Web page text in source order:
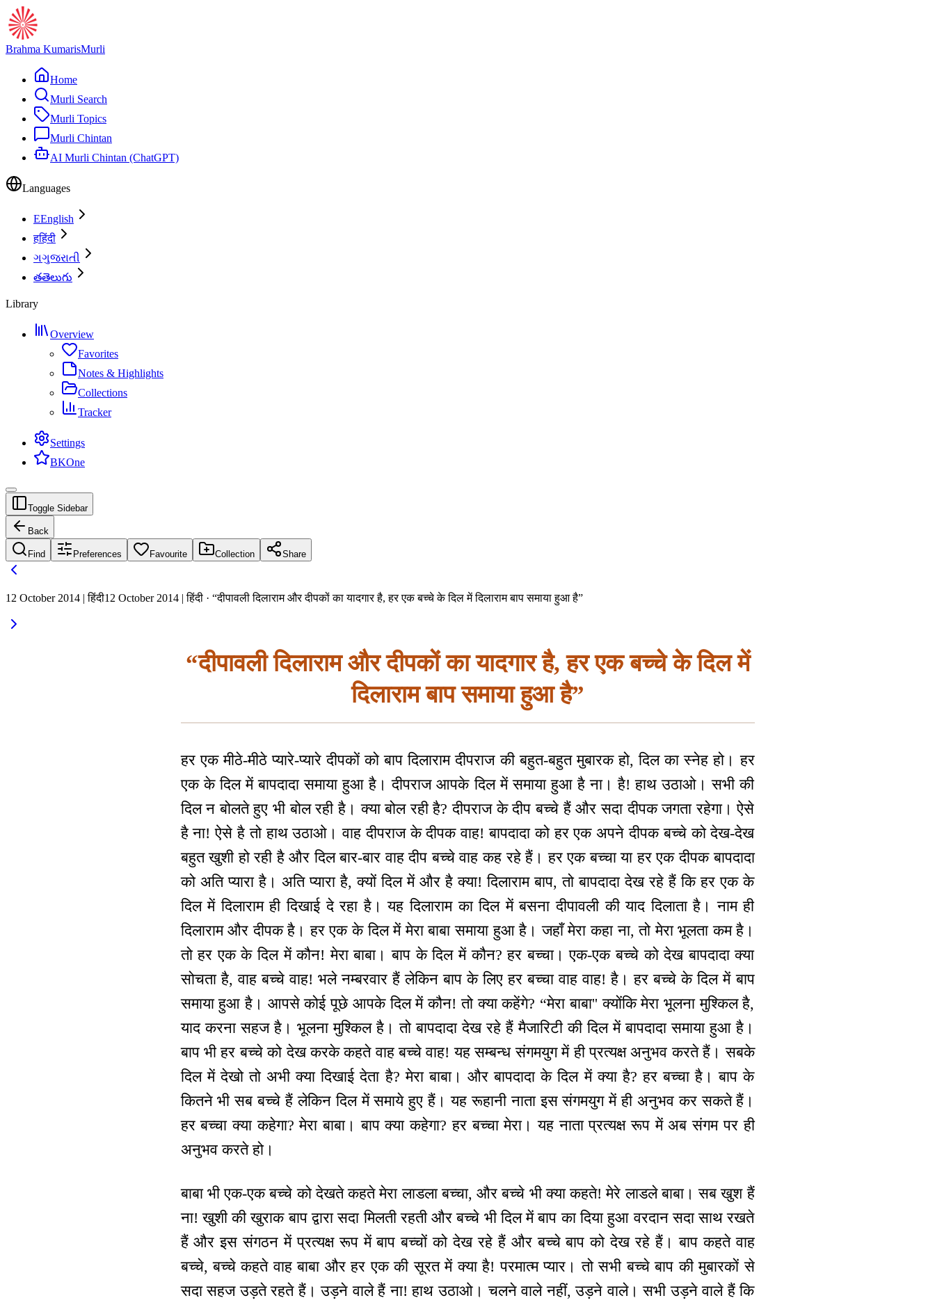
Brahma KumarisMurli
Home
Murli Search
Murli Topics
Murli Chintan
AI Murli Chintan (ChatGPT)
Languages
EEnglish
हहिंदी
ગગુજરાતી
తతెలుగు
Library
Overview
Favorites
Notes & Highlights
Collections
Tracker
Settings
BKOne
Toggle Sidebar
Back
Find Preferences Favourite Collection Share
12 October 2014 | हिंदी12 October 2014 | हिंदी · “दीपावली दिलाराम और दीपकों का यादगार है, हर एक बच्चे के दिल में दिलाराम बाप समाया हुआ है”
“दीपावली दिलाराम और दीपकों का यादगार है, हर एक बच्चे के दिल में
दिलाराम बाप समाया हुआ है”
हर एक मीठे-मीठे प्यारे-प्यारे दीपकों को बाप दिलाराम दीपराज की बहुत-बहुत मुबारक हो, दिल का स्नेह हो। हर
एक के दिल में बापदादा समाया हुआ है। दीपराज आपके दिल में समाया हुआ है ना। है! हाथ उठाओ। सभी की
दिल न बोलते हुए भी बोल रही है। क्या बोल रही है? दीपराज के दीप बच्चे हैं और सदा दीपक जगता रहेगा। ऐसे
है ना! ऐसे है तो हाथ उठाओ। वाह दीपराज के दीपक वाह! बापदादा को हर एक अपने दीपक बच्चे को देख-देख
बहुत खुशी हो रही है और दिल बार-बार वाह दीप बच्चे वाह कह रहे हैं। हर एक बच्चा या हर एक दीपक बापदादा
को अति प्यारा है। अति प्यारा है, क्यों दिल में और है क्या! दिलाराम बाप, तो बापदादा देख रहे हैं कि हर एक के
दिल में दिलाराम ही दिखाई दे रहा है। यह दिलाराम का दिल में बसना दीपावली की याद दिलाता है। नाम ही
दिलाराम और दीपक है। हर एक के दिल में मेरा बाबा समाया हुआ है। जहाँ मेरा कहा ना, तो मेरा भूलता कम है।
तो हर एक के दिल में कौन! मेरा बाबा। बाप के दिल में कौन? हर बच्चा। एक-एक बच्चे को देख बापदादा क्या
सोचता है, वाह बच्चे वाह! भले नम्बरवार हैं लेकिन बाप के लिए हर बच्चा वाह वाह! है। हर बच्चे के दिल में बाप
समाया हुआ है। आपसे कोई पूछे आपके दिल में कौन! तो क्या कहेंगे? “मेरा बाबा'' क्योंकि मेरा भूलना मुश्किल है,
याद करना सहज है। भूलना मुश्किल है। तो बापदादा देख रहे हैं मैजारिटी की दिल में बापदादा समाया हुआ है।
बाप भी हर बच्चे को देख करके कहते वाह बच्चे वाह! यह सम्बन्ध संगमयुग में ही प्रत्यक्ष अनुभव करते हैं। सबके
दिल में देखो तो अभी क्या दिखाई देता है? मेरा बाबा। और बापदादा के दिल में क्या है? हर बच्चा है। बाप के
कितने भी सब बच्चे हैं लेकिन दिल में समाये हुए हैं। यह रूहानी नाता इस संगमयुग में ही अनुभव कर सकते हैं।
हर बच्चा क्या कहेगा? मेरा बाबा। बाप क्या कहेगा? हर बच्चा मेरा। यह नाता प्रत्यक्ष रूप में अब संगम पर ही
अनुभव करते हो।
बाबा भी एक-एक बच्चे को देखते कहते मेरा लाडला बच्चा, और बच्चे भी क्या कहते! मेरे लाडले बाबा। सब खुश हैं
ना! खुशी की खुराक बाप द्वारा सदा मिलती रहती और बच्चे भी दिल में बाप का दिया हुआ वरदान सदा साथ रखते
हैं और इस संगठन में प्रत्यक्ष रूप में बाप बच्चों को देख रहे हैं और बच्चे बाप को देख रहे हैं। बाप कहते वाह
बच्चे, बच्चे कहते वाह बाबा और हर एक की सूरत में क्या है! परमात्म प्यार। तो सभी बच्चे बाप की मुबारकों से
सदा सहज उड़ते रहते हैं। उड़ने वाले हैं ना! हाथ उठाओ। चलने वाले नहीं, उड़ने वाले। सभी उड़ने वाले हैं कि